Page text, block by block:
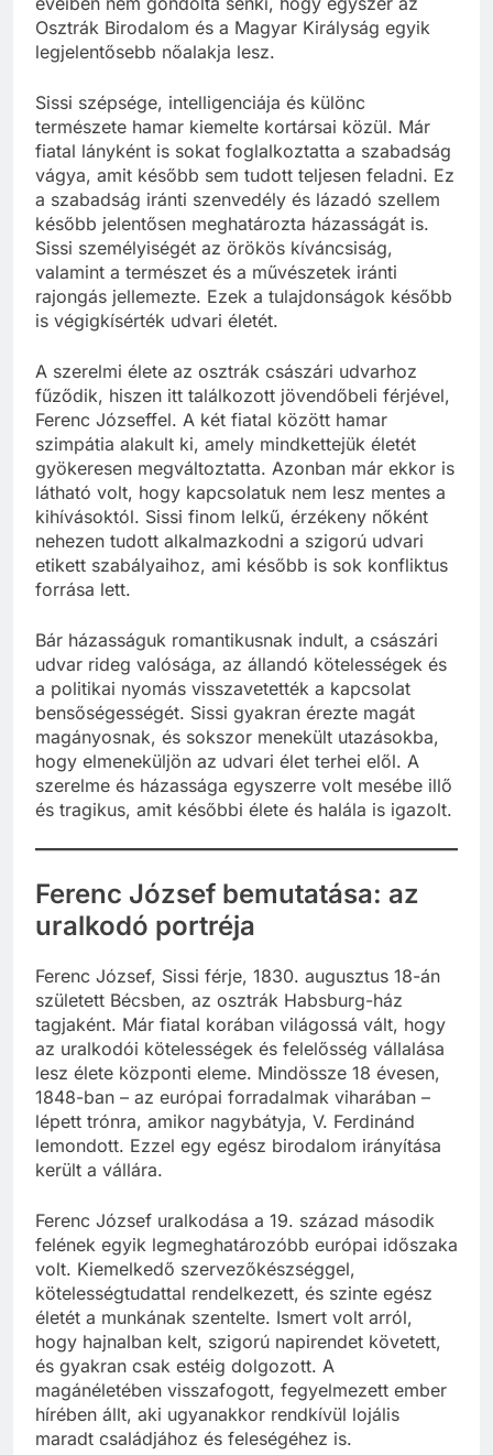
Osztrák Birodalom és a Magyar Királyság egyik
legjelentősebb nőalakja lesz.
Sissi szépsége, intelligenciája és különc
természete hamar kiemelte kortársai közül. Már
fiatal lányként is sokat foglalkoztatta a szabadság
vágya, amit később sem tudott teljesen feladni. Ez
a szabadság iránti szenvedély és lázadó szellem
később jelentősen meghatározta házasságát is.
Sissi személyiségét az örökös kíváncsiság,
valamint a természet és a művészetek iránti
rajongás jellemezte. Ezek a tulajdonságok később
is végigkísérték udvari életét.
A szerelmi élete az osztrák császári udvarhoz
fűződik, hiszen itt találkozott jövendőbeli férjével,
Ferenc Józseffel. A két fiatal között hamar
szimpátia alakult ki, amely mindkettejük életét
gyökeresen megváltoztatta. Azonban már ekkor is
látható volt, hogy kapcsolatuk nem lesz mentes a
kihívásoktól. Sissi finom lelkű, érzékeny nőként
nehezen tudott alkalmazkodni a szigorú udvari
etikett szabályaihoz, ami később is sok konfliktus
forrása lett.
Bár házasságuk romantikusnak indult, a császári
udvar rideg valósága, az állandó kötelességek és
a politikai nyomás visszavetették a kapcsolat
bensőségességét. Sissi gyakran érezte magát
magányosnak, és sokszor menekült utazásokba,
hogy elmeneküljön az udvari élet terhei elől. A
szerelme és házassága egyszerre volt mesébe illő
és tragikus, amit későbbi élete és halála is igazolt.
Ferenc József bemutatása: az
uralkodó portréja
Ferenc József, Sissi férje, 1830. augusztus 18-án
született Bécsben, az osztrák Habsburg-ház
tagjaként. Már fiatal korában világossá vált, hogy
az uralkodói kötelességek és felelősség vállalása
lesz élete központi eleme. Mindössze 18 évesen,
1848-ban – az európai forradalmak viharában –
lépett trónra, amikor nagybátyja, V. Ferdinánd
lemondott. Ezzel egy egész birodalom irányítása
került a vállára.
Ferenc József uralkodása a 19. század második
felének egyik legmeghatározóbb európai időszaka
volt. Kiemelkedő szervezőkészséggel,
kötelességtudattal rendelkezett, és szinte egész
életét a munkának szentelte. Ismert volt arról,
hogy hajnalban kelt, szigorú napirendet követett,
és gyakran csak estéig dolgozott. A
magánéletében visszafogott, fegyelmezett ember
hírében állt, aki ugyanakkor rendkívül lojális
maradt családjához és feleségéhez is.